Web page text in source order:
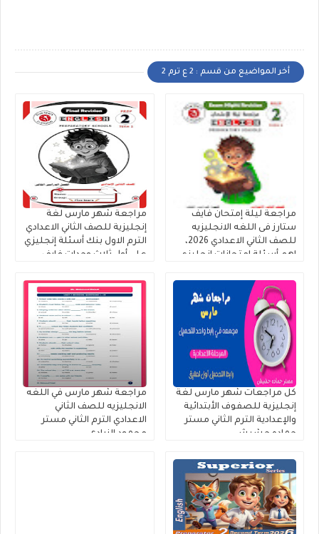
أخر المواضيع من قسم : 2 ع ترم 2
مراجعة ليلة إمتحان فايف
ستارز فى اللغه الانجليزيه
للصف الثاني الاعدادي 2026،
اهم أسئلة إمتحانات إنجليزي
مراجعة شهر مارس لغة
إنجليزية للصف الثاني الاعدادي
الترم الاول بنك أسئلة إنجليزي
على أول ثلاث وحدات فايف
كل مراجعات شهر مارس لغة
إنجليزية للصفوف الأبتدائية
والإعدادية الترم الثاني مستر
حماده حشيش
مراجعة شهر مارس في اللغه
الانجليزيه للصف الثاني
الاعدادي الترم الثاني مستر
محمود الزيادى